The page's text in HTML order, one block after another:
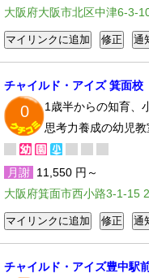
大阪府大阪市北区中津6-3-
チャイルド・アイズ 箕面校
0
1歳半からの知育、
思考力養成の幼児教
月謝 11,550 円～
大阪府箕面市西小路3-1-15
チャイルド・アイズ豊中駅